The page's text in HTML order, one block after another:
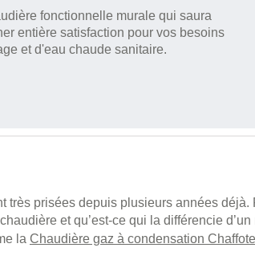
fonctionnelle murale qui saura
entière satisfaction pour vos besoins
et d'eau chaude sanitaire.
très prisées depuis plusieurs années
et qu’est-ce qui la différencie
la Chaudière gaz à condensation